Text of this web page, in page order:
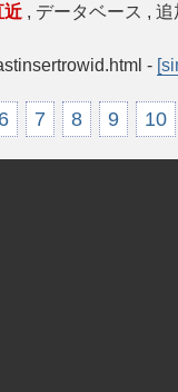
近 , データベース ,
-
6 7 8 9 10